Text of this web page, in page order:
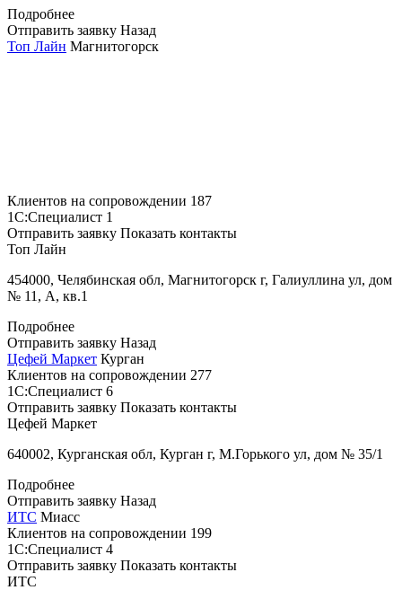
Подробнее
Отправить заявку Назад
Топ Лайн Магнитогорск
Клиентов на сопровождении 187
1С:Специалист 1
Отправить заявку Показать контакты
Топ Лайн
454000, Челябинская обл, Магнитогорск г, Галиуллина ул, дом
№ 11, А, кв.1
Подробнее
Отправить заявку Назад
Цефей Маркет Курган
Клиентов на сопровождении 277
1С:Специалист 6
Отправить заявку Показать контакты
Цефей Маркет
640002, Курганская обл, Курган г, М.Горького ул, дом № 35/1
Подробнее
Отправить заявку Назад
ИТС Миасс
Клиентов на сопровождении 199
1С:Специалист 4
Отправить заявку Показать контакты
ИТС